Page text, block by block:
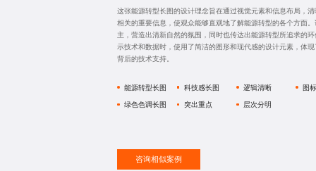
这张能源转型长图的设计理念旨在通过视觉元素和信息布局，
相关的重要信息，使观众能够直观地了解能源转型的各个方面
主，营造出清新自然的氛围，同时也传达出能源转型所追求的
示技术和数据时，使用了简洁的图形和现代感的设计元素，体
背后的技术支持。
能源转型长图 科技感长图 逻辑清晰 图
绿色色调长图 突出重点 层次分明
咨询相似案例